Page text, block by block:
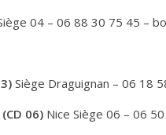
04 – 06 88 30 75 45 –
Siège Draguignan – 06 18
06) Nice Siège 06 – 06